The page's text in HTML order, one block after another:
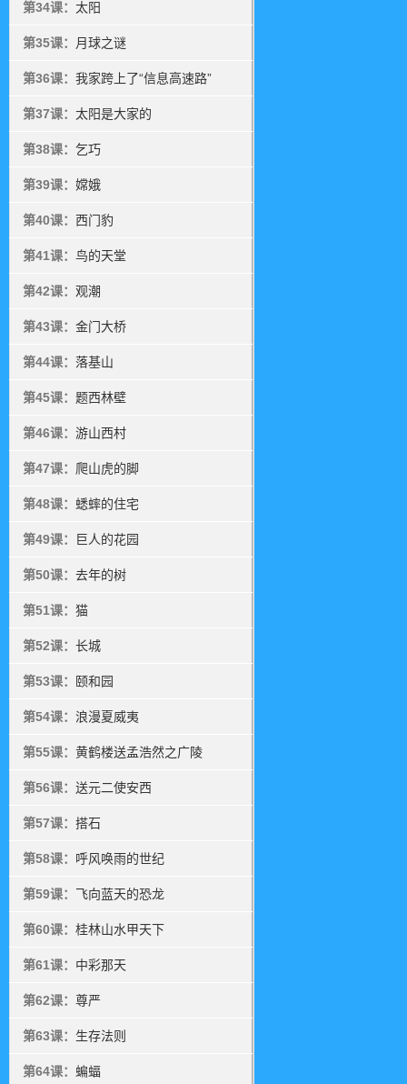
第34课： 太阳
第35课： 月球之谜
第36课： 我家跨上了“信息高速路”
第37课： 太阳是大家的
第38课： 乞巧
第39课： 嫦娥
第40课： 西门豹
第41课： 鸟的天堂
第42课： 观潮
第43课： 金门大桥
第44课： 落基山
第45课： 题西林壁
第46课： 游山西村
第47课： 爬山虎的脚
第48课： 蟋蟀的住宅
第49课： 巨人的花园
第50课： 去年的树
第51课： 猫
第52课： 长城
第53课： 颐和园
第54课： 浪漫夏威夷
第55课： 黄鹤楼送孟浩然之广陵
第56课： 送元二使安西
第57课： 搭石
第58课： 呼风唤雨的世纪
第59课： 飞向蓝天的恐龙
第60课： 桂林山水甲天下
第61课： 中彩那天
第62课： 尊严
第63课： 生存法则
第64课： 蝙蝠